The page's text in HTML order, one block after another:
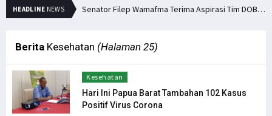
HEADLINE NEWS Senator Filep: Miras Jelas Sumbang Angka Kematian di Papua Senator Filep Wamafma Terima Aspirasi Tim DOB Manokwari Barat
Berita Kesehatan (Halaman 25)
Kesehatan
Hari Ini Papua Barat Tambahan 102 Kasus
Positif Virus Corona